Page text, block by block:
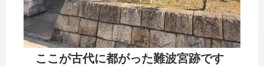
ここが古代に都がった難波宮跡です